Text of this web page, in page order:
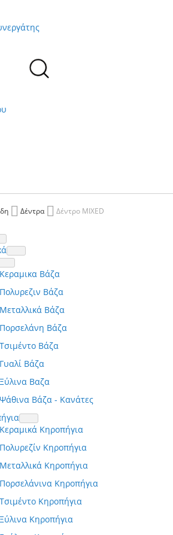
Δέντρα Δέντρο MIXED
Κεραμικα Βάζα
Πολυρεζιν Βάζα
Μεταλλικά Βάζα
Πορσελάνη Βάζα
Τσιμέντο Βάζα
Γυαλί Βάζα
Ξύλινα Βαζα
Ψάθινα Βάζα - Κανάτες
Κεραμικά Κηροπήγια
Πολυρεζίν Κηροπήγια
Μεταλλικά Κηροπήγια
Πορσελάνινα Κηροπήγια
Τσιμέντο Κηροπήγια
Ξύλινα Κηροπήγια